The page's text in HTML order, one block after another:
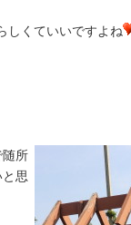
しくていいですよね
随所
思